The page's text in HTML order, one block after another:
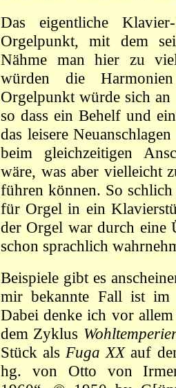
Das eigentliche
Orgelpunkt, mit dem
Nähme man hier zu
würden die
Orgelpunkt würde sich
so dass ein Behelf und
das leisere
beim gleichzeitigen
wäre, was aber vielleicht
führen können. So schlich
für Orgel in ein
der Orgel war durch eine
schon sprachlich
Beispiele gibt es
mir bekannte Fall ist im
Dabei denke ich vor
dem Zyklus
Stück als Fuga XXauf
hg. von Otto von